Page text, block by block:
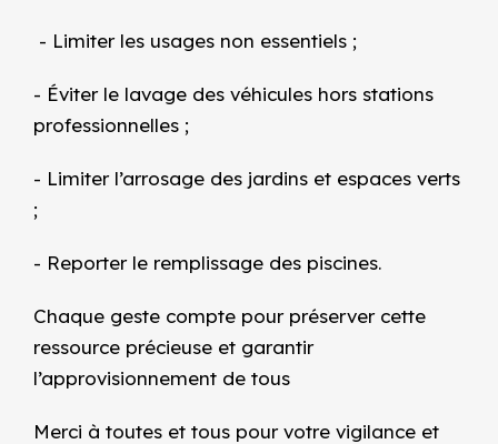
- Limiter les usages non essentiels ;
- Éviter le lavage des véhicules hors stations
professionnelles ;
- Limiter l’arrosage des jardins et espaces verts
;
- Reporter le remplissage des piscines.
Chaque geste compte pour préserver cette
ressource précieuse et garantir
l’approvisionnement de tous
Merci à toutes et tous pour votre vigilance et